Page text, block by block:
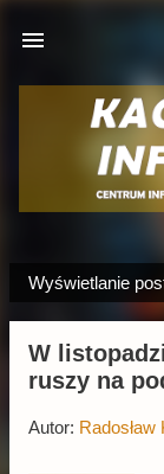
o
Wyświetlanie
W
ruszy na
Autor: Radosław